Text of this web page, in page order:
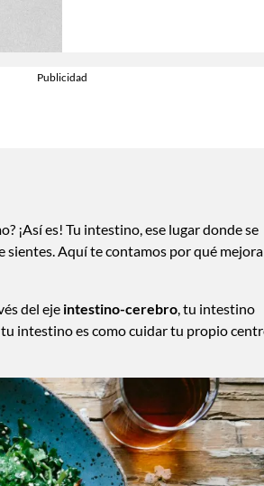
¡Así es! Tu intestino, ese lugar donde se
Aquí te contamos por qué
del eje intestino-cerebro , tu intestino
intestino es como cuidar tu propio